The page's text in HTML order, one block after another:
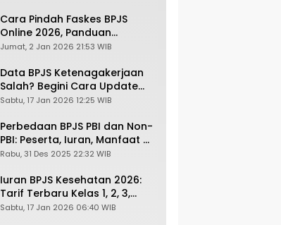
Cara Pindah Faskes BPJS
Online 2026, Panduan
Lengkap via Mobile JKN,
Cabang
Jumat, 2 Jan 2026 21:53 WIB
Data BPJS Ketenagakerjaan
Salah? Begini Cara Update
Rekening, Alamat, HP di JMO
Sabtu, 17 Jan 2026 12:25 WIB
Perbedaan BPJS PBI dan Non-
PBI: Peserta, Iuran, Manfaat &
Masa Berlaku Terbaru 2026
Rabu, 31 Des 2025 22:32 WIB
Iuran BPJS Kesehatan 2026:
Tarif Terbaru Kelas 1, 2, 3,
Cara Bayar, Denda &
Sabtu, 17 Jan 2026 06:40 WIB